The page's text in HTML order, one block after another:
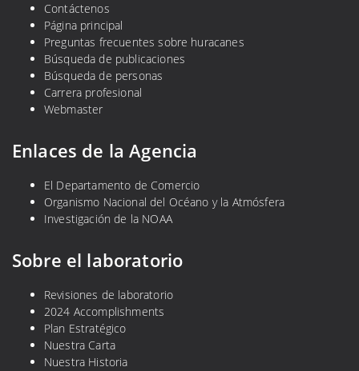
Contáctenos
Página principal
Preguntas frecuentes sobre huracanes
Búsqueda de publicaciones
Búsqueda de personas
Carrera profesional
Webmaster
Enlaces de la Agencia
El Departamento de Comercio
Organismo Nacional del Océano y la Atmósfera
Investigación de la NOAA
Sobre el laboratorio
Revisiones de laboratorio
2024 Accomplishments
Plan Estratégico
Nuestra Carta
Nuestra Historia